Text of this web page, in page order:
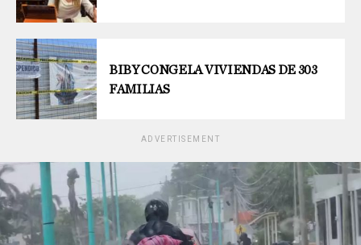
BIBY CONGELA VIVIENDAS DE 303
FAMILIAS
ADVERTISEMENT